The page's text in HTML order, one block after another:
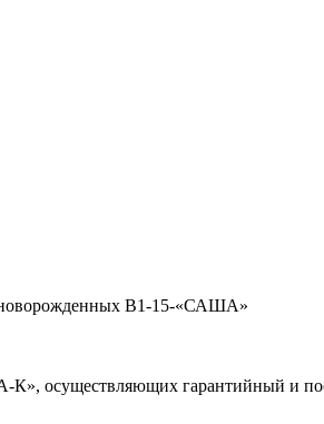
новорожденных В1-15-«САША»
осуществляющих гарантийный и